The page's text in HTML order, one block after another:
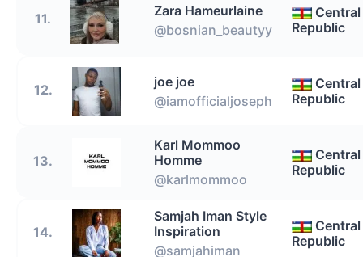
11.
Zara Hameurlaine
@bosnian_beautyy
Republic
12.
joe joe
@iamofficialjoseph
Republic
13.
Karl Mommoo
Homme
@karlmommoo
Republic
14.
Samjah Iman Style
Inspiration
@samjahiman
Republic